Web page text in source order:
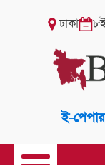
ঢাকা
ই-পেপার